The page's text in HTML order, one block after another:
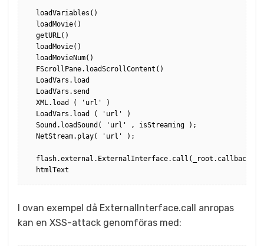
loadVariables()
loadMovie()
getURL()
loadMovie()
loadMovieNum()
FScrollPane.loadScrollContent()
LoadVars.load
LoadVars.send
XML.load ( 'url' )
LoadVars.load ( 'url' )
Sound.loadSound( 'url' , isStreaming );
NetStream.play( 'url' );
flash.external.ExternalInterface.call(_root.callback)
I ovan exempel då ExternalInterface.call anropas
kan en XSS-attack genomföras med: